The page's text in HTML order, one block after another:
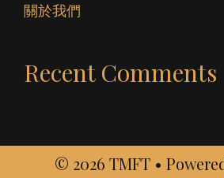
關於我們
Recent Comments
© 2026 TMFT •